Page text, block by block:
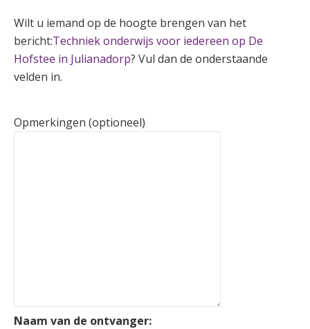
Wilt u iemand op de hoogte brengen van het
bericht:Techniek onderwijs voor iedereen op De
Hofstee in Julianadorp? Vul dan de onderstaande
velden in.
Opmerkingen (optioneel)
Naam van de ontvanger: